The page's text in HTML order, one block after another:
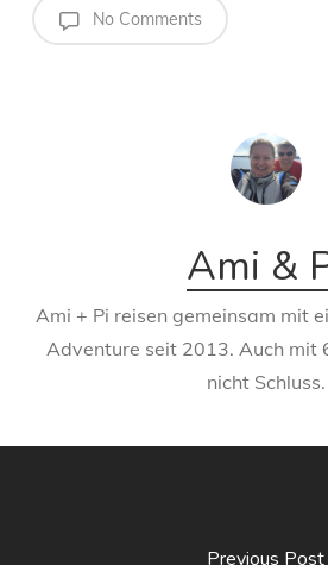
No Comments
Ami &
Ami + Pi reisen gemeinsam mit
Adventure seit 2013. Auch mit
nicht Schluss.
Previous Post